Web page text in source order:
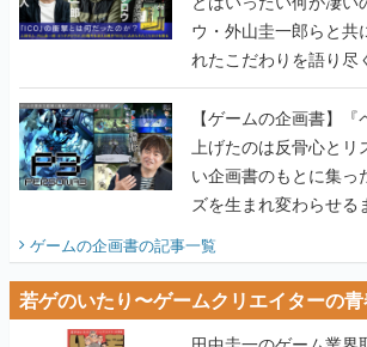
ウ・外山圭一郎らと共
れたこだわりを語り尽
画書】
【ゲームの企画書】
上げたのは反骨心とリ
い企画書のもとに集っ
ズを生まれ変わらせる
ビュー】
ゲームの企画書の記事一覧
若ゲのいたり〜ゲームクリエイターの